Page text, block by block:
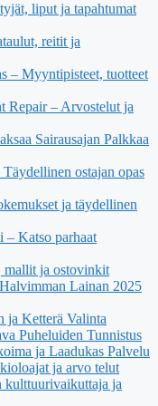
liput ja tapahtumat
reitit ja
– Myyntipisteet, tuotteet
Repair – Arvostelut ja
Sairausajan Palkkaa
ostajan opas
ja täydellinen
– Katso parhaat
mallit ja ostovinkit
Lainan 2025
ja Ketterä Valinta
Puheluiden Tunnistus
ja Laadukas Palvelu
ja arvo telut
ja